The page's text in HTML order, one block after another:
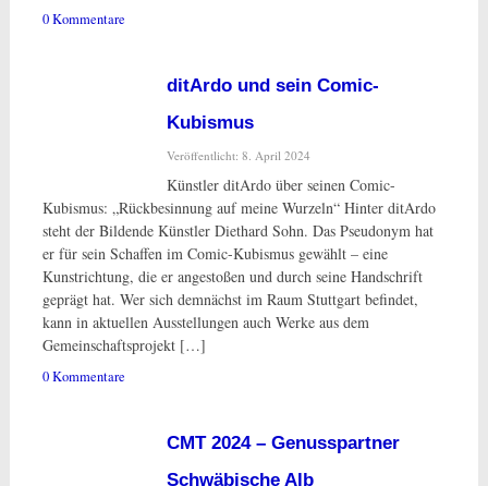
0 Kommentare
ditArdo und sein Comic-
Kubismus
Veröffentlicht: 8. April 2024
Künstler ditArdo über seinen Comic-
Kubismus: „Rückbesinnung auf meine Wurzeln“ Hinter ditArdo
steht der Bildende Künstler Diethard Sohn. Das Pseudonym hat
er für sein Schaffen im Comic-Kubismus gewählt – eine
Kunstrichtung, die er angestoßen und durch seine Handschrift
geprägt hat. Wer sich demnächst im Raum Stuttgart befindet,
kann in aktuellen Ausstellungen auch Werke aus dem
Gemeinschaftsprojekt […]
0 Kommentare
CMT 2024 – Genusspartner
Schwäbische Alb